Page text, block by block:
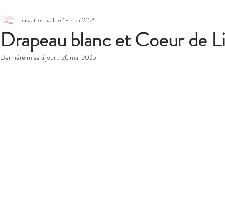
Drapeau blanc et Coeur de
creationsvaldo13 mai 2025
Dernière mise à jour : 26 mai 2025